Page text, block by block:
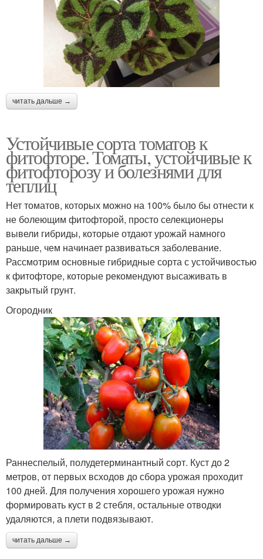
читать дальше →
Устойчивые сорта томатов к
фитофторе. Томаты, устойчивые к
фитофторозу и болезнями для
теплиц
Нет томатов, которых можно на 100% было бы отнести к
не болеющим фитофторой, просто селекционеры
вывели гибриды, которые отдают урожай намного
раньше, чем начинает развиваться заболевание.
Рассмотрим основные гибридные сорта с устойчивостью
к фитофторе, которые рекомендуют высаживать в
закрытый грунт.
Огородник
Раннеспелый, полудетерминантный сорт. Куст до 2
метров, от первых всходов до сбора урожая проходит
100 дней. Для получения хорошего урожая нужно
формировать куст в 2 стебля, остальные отводки
удаляются, а плети подвязывают.
читать дальше →